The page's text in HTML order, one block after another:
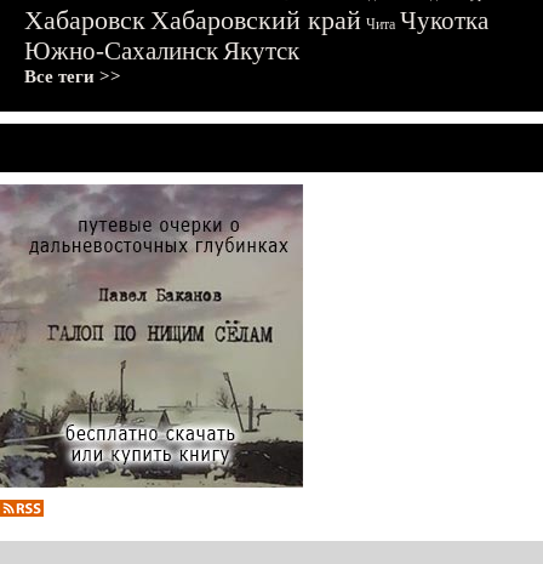
ХабаровскХабаровский край Чита Чукотка
Южно-СахалинскЯкутск
Все теги >>